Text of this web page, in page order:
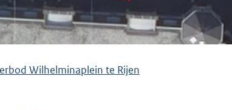
Wilhelminaplein te Rijen